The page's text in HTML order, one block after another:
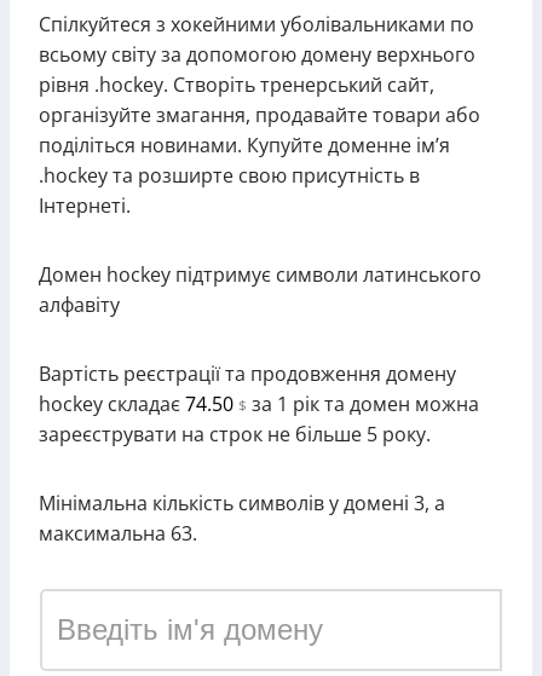
Спілкуйтеся з хокейними уболівальниками по
всьому світу за допомогою домену верхнього
рівня .hockey. Створіть тренерський сайт,
організуйте змагання, продавайте товари або
поділіться новинами. Купуйте доменне ім’я
.hockey та розширте свою присутність в
Інтернеті.
Домен hockey підтримує символи латинського
алфавіту
Вартість реєстрації та продовження домену
hockey складає74.50 $ за 1 рік та домен можна
зареєструвати на строк не більше 5 року.
Мінімальна кількість символів у домені 3, а
максимальна 63.